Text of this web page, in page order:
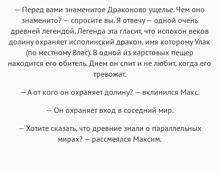
— Перед вами знаменитое Драконово ущелье. Чем оно
знаменито? — спросите вы. Я отвечу — одной очень
древней легендой. Легенда эта гласит, что испокон веков
долину охраняет исполинский дракон, имя которому Улак
(по местному Влас). В одной из карстовых пещер
находится его обитель. Днем он спит и не любит, когда его
тревожат.
— А от кого он охраняет долину? — вклинился Макс.
— Он охраняет вход в соседний мир.
— Хотите сказать, что древние знали о параллельных
мирах? — рассмеялся Максим.